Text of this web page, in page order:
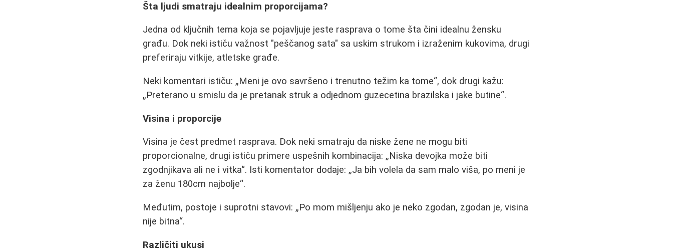
Šta ljudi smatraju idealnim proporcijama?
Jedna od ključnih tema koja se pojavljuje jeste rasprava o tome šta čini idealnu žensku
građu. Dok neki ističu važnost "peščanog sata" sa uskim strukom i izraženim kukovima, drugi
preferiraju vitkije, atletske građe.
Neki komentari ističu: Meni je ovo savršeno i trenutno težim ka tome , dok drugi kažu:
Preterano u smislu da je pretanak struk a odjednom guzecetina brazilska i jake butine .
Visina i proporcije
Visina je čest predmet rasprava. Dok neki smatraju da niske žene ne mogu biti
proporcionalne, drugi ističu primere uspešnih kombinacija:
Niska devojka može biti
zgodnjikava ali ne i vitka . Isti komentator dodaje:
Ja bih volela da sam malo viša, po meni je
za ženu 180cm najbolje .
Međutim, postoje i suprotni stavovi:
Po mom mišljenju ako je neko zgodan, zgodan je, visina
nije bitna .
Različiti ukusi